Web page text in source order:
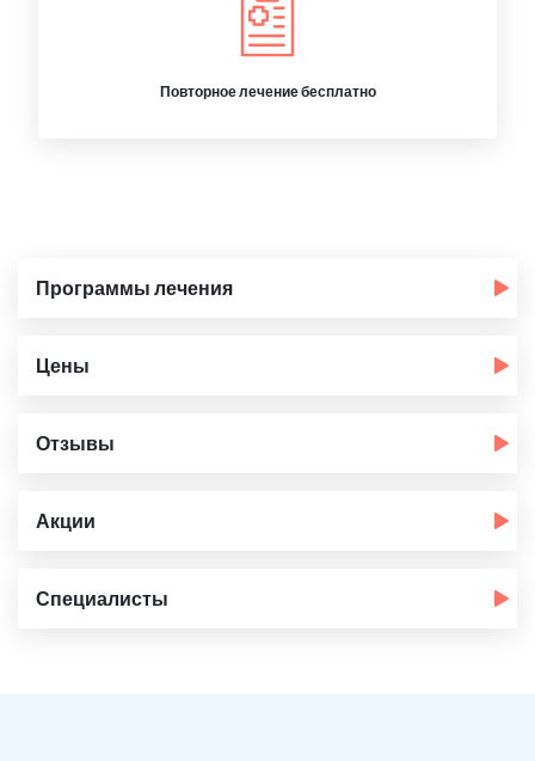
Повторное лечение бесплатно
Программы лечения
Цены
Отзывы
Акции
Специалисты